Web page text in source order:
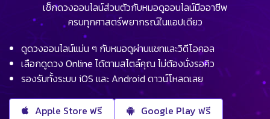
เช็กดวงออนไลน์ส่วนตัวกับหมอดูออนไลน์มืออาชีพ
ครบทุกศาสตร์พยากรณ์ในแอปเดียว
ดูดวงออนไลน์แม่น ๆ กับหมอดูผ่านแชทและวิดีโอคอล
เลือกดูดวง Online ได้ตามสไตล์คุณ ไม่ต้องนั่งรอคิว
รองรับทั้งระบบ iOS และ Android ดาวน์โหลดเลย
Apple Store ฟรี Google Play ฟรี